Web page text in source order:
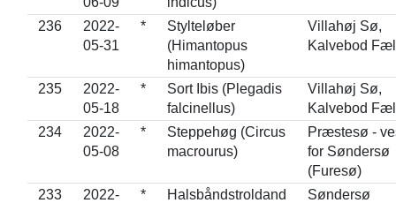
236
2022-
05-31
*
Stylteløber
(Himantopus
himantopus)
Villahøj Sø,
Kalvebod
235
2022-
05-18
*
Sort Ibis (Plegadis
falcinellus)
Villahøj Sø,
Kalvebod
234
2022-
05-08
*
Steppehøg (Circus
macrourus)
Præstesø -
for Søndersø
(Furesø)
233
2022-
*
Halsbåndstroldand
Søndersø